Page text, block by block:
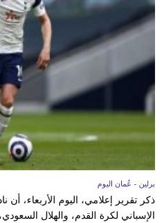
برلين - عُمان اليوم
ذكر تقرير إعلامي، اليوم الأربعاء،
الإسباني لكرة القدم، والهلال